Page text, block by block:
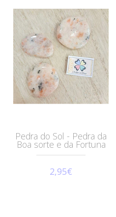
Pedra do Sol - Pedra da
Boa sorte e da Fortuna
2,95€